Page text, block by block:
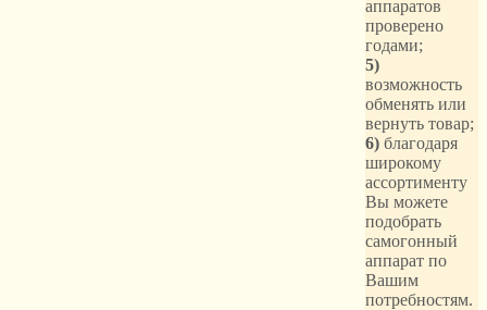
аппаратов
проверено
годами;
5)
возможность
обменять или
вернуть товар;
6) благодаря
широкому
ассортименту
Вы можете
подобрать
самогонный
аппарат по
Вашим
потребностям.